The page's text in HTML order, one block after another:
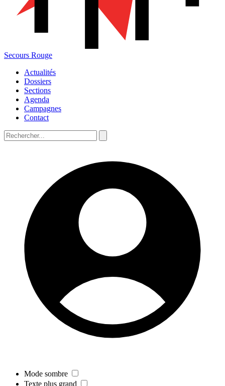
Secours Rouge
Actualités
Dossiers
Sections
Agenda
Campagnes
Contact
Mode sombre
Texte plus grand